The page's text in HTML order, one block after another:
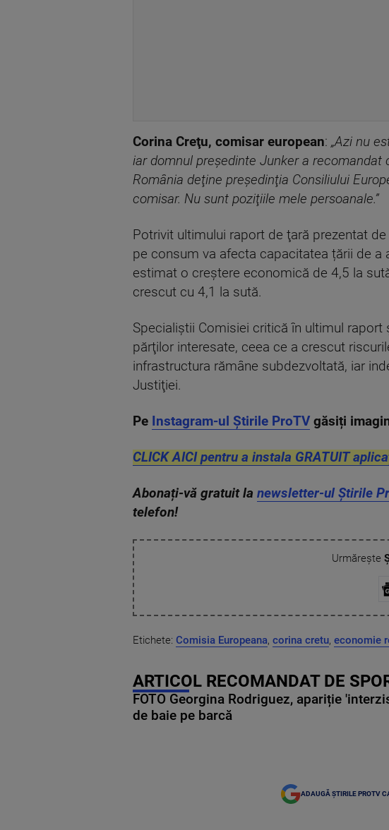
Corina Creţu, comisar european: „Azi nu
iar domnul preşedinte Junker a
România deţine preşedinţia Consiliului
comisar. Nu sunt poziţiile mele persoanale.”
Potrivit ultimului raport de ţară prezentat
pe consum va afecta capacitatea țării de a
estimat o creştere economică de 4,5 la
crescut cu 4,1 la sută.
Specialiştii Comisiei critică în ultimul
părţilor interesate, ceea ce a crescut
infrastructura rămâne subdezvoltată, iar
Justiţiei.
Pe Instagram-ul Știrile ProTV găsiți
CLICK AICI pentru a instala GRATUIT
Abonați-vă gratuit la newsletter-ul Știrile
telefon!
Urmărește
Etichete: Comisia Europeana, corina cretu, economie
ARTICOL RECOMANDAT DE
FOTO Georgina Rodriguez, apariție
de baie pe barcă
ADAUGĂ ȘTIRILE PROTV